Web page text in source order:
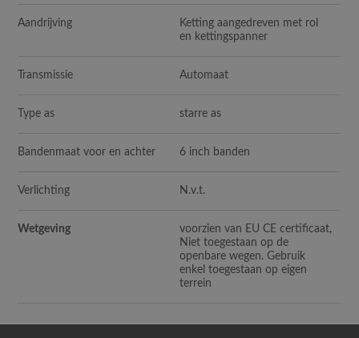
Aandrijving
Ketting aangedreven met rol
en kettingspanner
Transmissie Automaat
Type as starre as
Bandenmaat voor en achter 6 inch banden
Verlichting N.v.t.
Wetgeving
voorzien van EU CE certificaat,
Niet toegestaan op de
openbare wegen. Gebruik
enkel toegestaan op eigen
terrein